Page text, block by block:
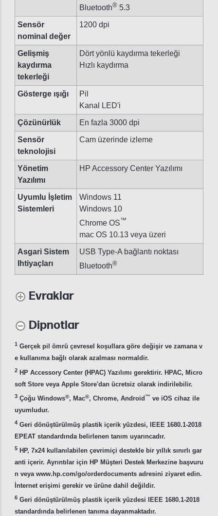
Bluetooth® 5.3
Sensör
nominal değer
1200 dpi
Gelişmiş
kaydırma
tekerleği
Dört yönlü kaydırma tekerleği
Hızlı kaydırma
Gösterge ışığı
Pil
Kanal LED'i
Çözünürlük En fazla 3000 dpi
Sensör
teknolojisi
Cam üzerinde izleme
Yönetim
Yazılımı
HP Accessory Center Yazılımı
Uyumlu İşletim
Sistemleri
Windows 11
Windows 10
Chrome OS™
mac OS 10.13 veya üzeri
Asgari Sistem
Ihtiyaçları
USB Type-A bağlantı noktası
Bluetooth®
Evraklar
Dipnotlar
1 Gerçek pil ömrü çevresel koşullara göre değişir ve zamana v
e kullanıma bağlı olarak azalması normaldir.
2 HP Accessory Center (HPAC) Yazılımı gerektirir. HPAC, Micro
soft Store veya Apple Store'dan ücretsiz olarak indirilebilir.
3 Çoğu Windows®, Mac®, Chrome, Android™ ve iOS cihaz ile
uyumludur.
4 Geri dönüştürülmüş plastik içerik yüzdesi, IEEE 1680.1-2018
EPEAT standardında belirlenen tanım uyarıncadır.
5 HP, 7x24 kullanılabilen çevrimiçi destekle bir yıllık sınırlı gar
anti içerir. Ayrıntılar için HP Müşteri Destek Merkezine başvuru
n veya www.hp.com/go/orderdocuments adresini ziyaret edin.
İnternet erişimi gerekir ve ürüne dahil değildir.
6 Geri dönüştürülmüş plastik içerik yüzdesi IEEE 1680.1-2018
standardında belirlenen tanıma dayanmaktadır.